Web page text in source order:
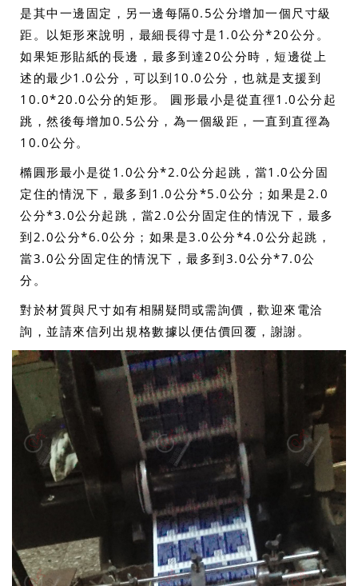
是其中一邊固定，另一邊每隔0.5公分增加一個尺寸級
距。以矩形來說明，最細長得寸是1.0公分*20公分。
如果矩形貼紙的長邊，最多到達20公分時，短邊從上
述的最少1.0公分，可以到10.0公分，也就是支援到
10.0*20.0公分的矩形。 圓形最小是從直徑1.0公分起
跳，然後每增加0.5公分，為一個級距，一直到直徑為
10.0公分。
橢圓形最小是從1.0公分*2.0公分起跳，當1.0公分固
定住的情況下，最多到1.0公分*5.0公分；如果是2.0
公分*3.0公分起跳，當2.0公分固定住的情況下，最多
到2.0公分*6.0公分；如果是3.0公分*4.0公分起跳，
當3.0公分固定住的情況下，最多到3.0公分*7.0公
分。
對於材質與尺寸如有相關疑問或需詢價，歡迎來電洽
詢，並請來信列出規格數據以便估價回覆，謝謝。